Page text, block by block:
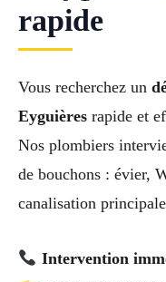
rapide
Vous recherchez un
Eyguières rapide et
Nos plombiers
de bouchons : évier,
canalisation
Intervention